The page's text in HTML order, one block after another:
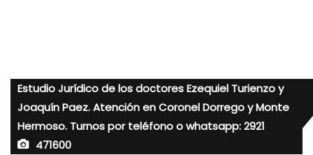
Estudio Jurídico de los doctores Ezequiel Turienzo y
Joaquín Paez. Atención en Coronel Dorrego y Monte
Hermoso. Turnos por teléfono o whatsapp: 2921
471600